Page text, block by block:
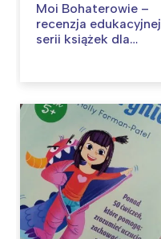
Moi Bohaterowie –
recenzja edukacyjnej
serii książek dla